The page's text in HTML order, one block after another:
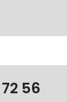
56